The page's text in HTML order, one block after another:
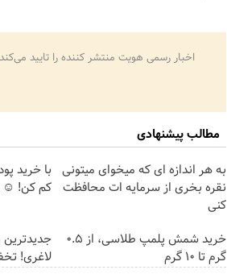
اخبار رسمی هویت منتشر کننده را تایید
مطالب پیشنهادی
به هر اندازه ای که میخوای میتونی
نقره بخری از سرمایه ات محافظت
کنی
با خرید
کم کن! ☺
خرید شمش پلمپ طلاسی، از ۰.۵
گرم تا ۱۰ گرم
جدیدترین
لاغری!